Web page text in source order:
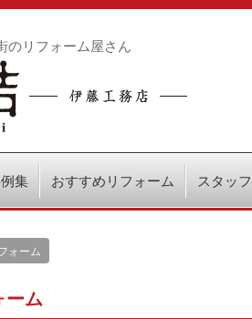
のリフォーム屋さん
集 おすすめリフォーム スタッ
ォーム
ーム